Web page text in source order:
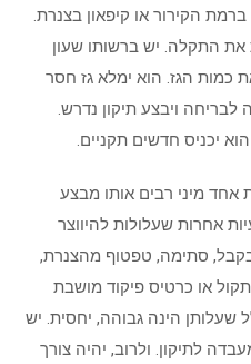
הקירור או קיפאון בצנרת.
את התקלה. יש ברשותו שעון
כמות הגז. הוא ימלא גז חסר
ויבצע תיקון נדרש.
יכניס חדשים תקניים.
אחד מיני רבים אותו מבצע
אחרות שעלולות להיווצר
סתימה, טפטוף מהצנרת,
או כרטיס פיקוד מושבת
שעלותן הינה גבוהה, יחסית. יש
לתיקון. ולרוב, יהיה צורך